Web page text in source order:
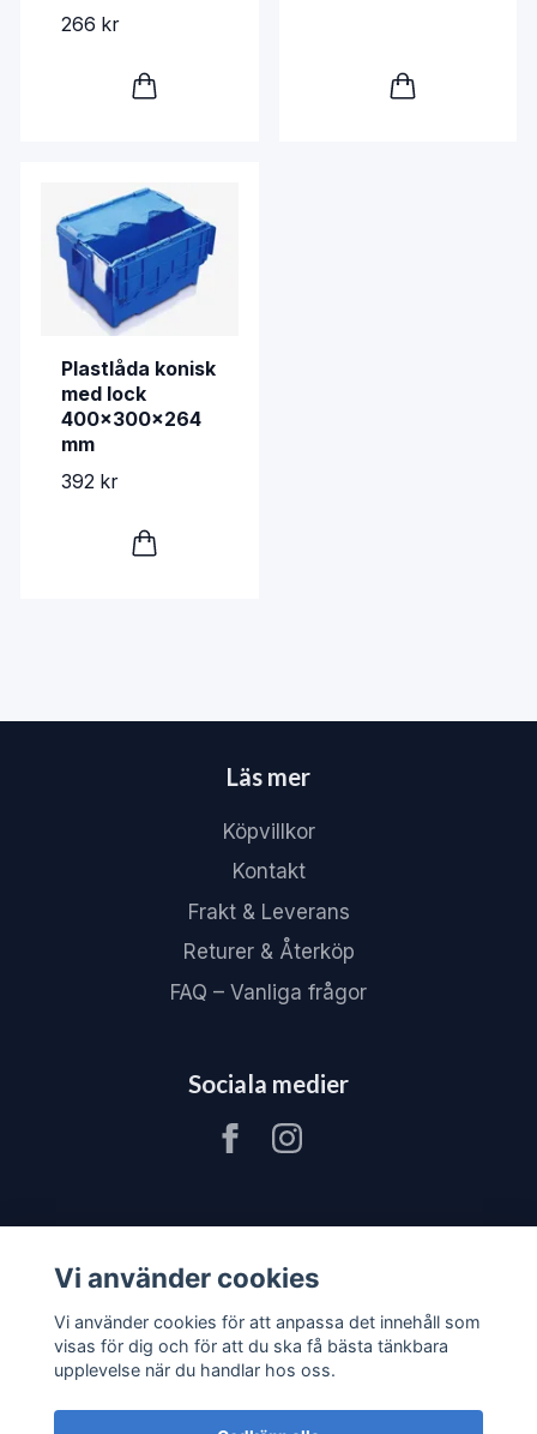
266 kr
Plastlåda konisk
med lock
400x300x264
mm
392 kr
Läs mer
Köpvillkor
Kontakt
Frakt & Leverans
Returer & Återköp
FAQ – Vanliga frågor
Sociala medier
Vi använder cookies
Vi använder cookies för att anpassa det innehåll som
visas för dig och för att du ska få bästa tänkbara
upplevelse när du handlar hos oss.